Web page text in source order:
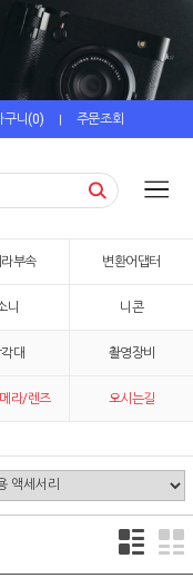
구니(0) | 주문조회
부속 변환어댑터
니 니콘
대 촬영장비
라/렌즈 오시는길